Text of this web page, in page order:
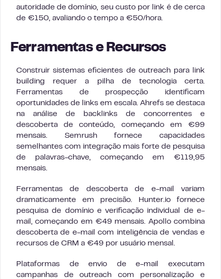
autoridade de domínio, seu custo por link é de cerca
de €150, avaliando o tempo a €50/hora.
Ferramentas e Recursos
Construir sistemas eficientes de outreach para link
building requer a pilha de tecnologia certa.
Ferramentas de prospecção identificam
oportunidades de links em escala. Ahrefs se destaca
na análise de backlinks de concorrentes e
descoberta de conteúdo, começando em €99
mensais. Semrush fornece capacidades
semelhantes com integração mais forte de pesquisa
de palavras-chave, começando em €119,95
mensais.
Ferramentas de descoberta de e-mail variam
dramaticamente em precisão. Hunter.io fornece
pesquisa de domínio e verificação individual de e-
mail, começando em €49 mensais. Apollo combina
descoberta de e-mail com inteligência de vendas e
recursos de CRM a €49 por usuário mensal.
Plataformas de envio de e-mail executam
campanhas de outreach com personalização e